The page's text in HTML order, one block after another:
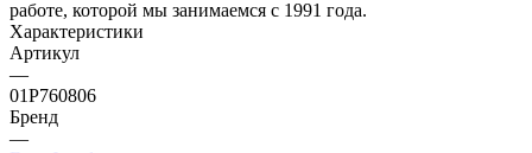
работе, которой мы занимаемся с 1991 года.
Характеристики
Артикул
—
01Р760806
Бренд
—